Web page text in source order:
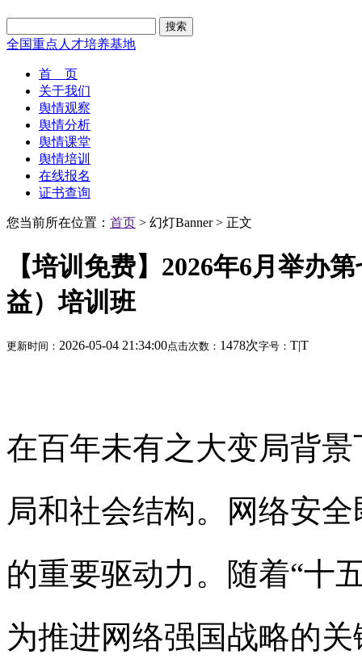
搜索
全国重点人才培养基地
首 页
关于我们
舆情观察
舆情分析
舆情课堂
舆情培训
在线报名
证书查询
您当前所在位置： 首页 > 幻灯Banner > 正文
【培训免费】2026年6月举办
益）培训班
更新时间： 2026-05-04 21:34:00点击次数： 1478次字号： T|T
在百年未有之大变局背
局和社会结构。网络安
的重要驱动力。随着“十
为推进网络强国战略的